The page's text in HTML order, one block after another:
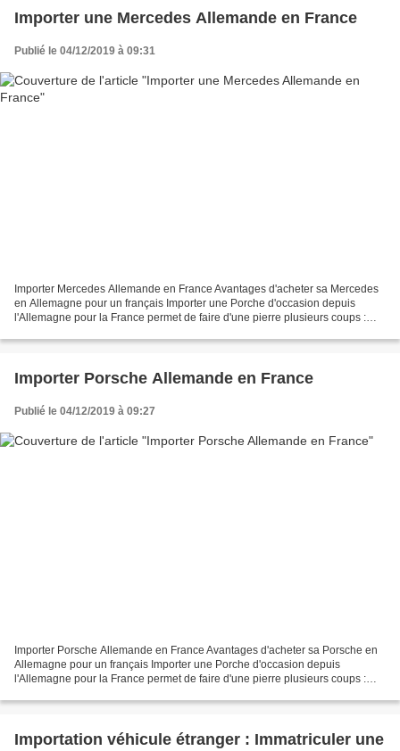
Importer une Mercedes Allemande en France
Publié le 04/12/2019 à 09:31
Importer Mercedes Allemande en France Avantages d'acheter sa Mercedes
en Allemagne pour un français Importer une Porche d'occasion depuis
l'Allemagne pour la France permet de faire d'une pierre plusieurs coups :
Importer Porsche Allemande en France
Publié le 04/12/2019 à 09:27
Importer Porsche Allemande en France Avantages d'acheter sa Porsche en
Allemagne pour un français Importer une Porche d'occasion depuis
l'Allemagne pour la France permet de faire d'une pierre plusieurs coups :
Importation véhicule étranger : Immatriculer une